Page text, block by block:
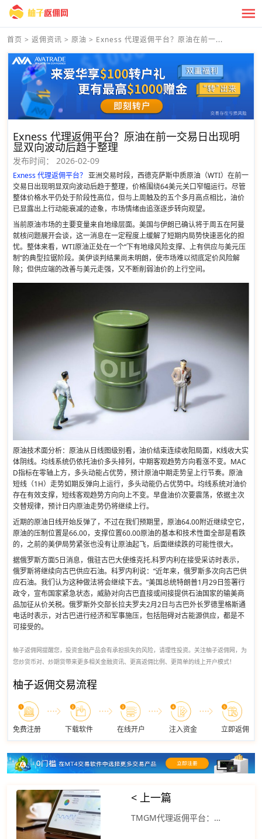
首页 > 返佣资讯 > 原油 > Exness 代理返佣平台？原油在前一...
Exness 代理返佣平台？原油在前一交易日出现明
显双向波动后趋于整理
发布时间： 2026-02-09
Exness 代理返佣平台？ 亚洲交易时段，西德克萨斯中质原油（WTI）在前一
交易日出现明显双向波动后趋于整理，价格围绕64美元关口窄幅运行。尽管
整体价格水平仍处于阶段性高位，但与上周触及的五个多月高点相比，油价
已显露出上行动能衰减的迹象，市场情绪由追涨逐步转向观望。
当前原油市场的主要变量来自地缘层面。美国与伊朗已确认将于周五在阿曼
就核问题展开会谈，这一消息在一定程度上缓解了短期内局势快速恶化的担
忧。整体来看，WTI原油正处在一个“下有地缘风险支撑、上有供应与美元压
制”的典型拉锯阶段。美伊谈判结果尚未明朗，使市场难以彻底定价风险解
除；但供应端的改善与美元走强，又不断削弱油价的上行空间。
原油技术面分析：原油从日线图级别看，油价结束连续收阳局面，K线收大实
体阴线。均线系统仍依托油价多头排列，中期客观趋势方向看涨不变。MAC
D指标在零轴上方，多头动能占优势，预计原油中期走势呈上行节奏。原油
短线（1H）走势如期反弹向上运行，多头动能仍占优势中。均线系统对油价
存在有效支撑，短线客观趋势方向向上不变。早盘油价次要震荡，依据主次
交替规律，预计日内原油走势仍将继续上行。
近期的原油日线开始反弹了，不过在我们预期里，原油64.00附近继续空它，
原油的压制位置是66.00，支撑位置60.00原油的基本和技术性面全部是看跌
的，之前的美伊局势紧张也没有让原油起飞，后面继续跌的可能性很大。
据俄罗斯方面5日消息，俄驻古巴大使维克托.科罗内利在接受采访时表示，
俄罗斯将继续向古巴供应石油。科罗内利说：“近年来，俄罗斯多次向古巴供
应石油。我们认为这种做法将会继续下去。”美国总统特朗普1月29日签署行
政令，宣布国家紧急状态，威胁对向古巴直接或间接提供石油国家的输美商
品加征从价关税。俄罗斯外交部长拉夫罗夫2月2日与古巴外长罗德里格斯通
电话时表示，对古巴进行经济和军事施压，包括阻碍对古能源供应，都是不
可接受的。
柚子返佣网提醒您，投资金融产品会有承担损失的风险，请理性投资。关注柚子返佣网，为
您炒货币对、炒期货带来更多相关金融资讯、更高返佣比例、更简单的线上开户模式！
柚子返佣交易流程
免费注册 下载软件 在线开户 注入资金 立即返佣
< 上一篇
TMGM代理返佣平台：国际油价整体呈现震荡下行走势